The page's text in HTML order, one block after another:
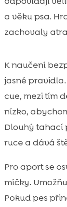
a věku psa.
zachovaly
K naučení
jasné
cue, mezi tím
nízko,
Dlouhý tahací
ruce a dává
Pro aport se
míčky.
Pokud pes